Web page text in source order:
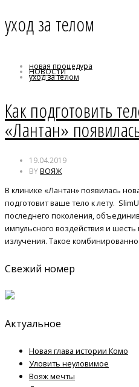
уход за телом
НОВОСТИ
новая процедура
уход за телом
Как подготовить
«Лантан»
19.04.2019
BYВОЯЖ
В клинике «Лантан» появилась
подготовит ваше тело к лету.
последнего поколения,
импульсного воздействия и
излучения. Такое
Свежий номер
Актуальное
Новая глава истории Комо
Уловить неуловимое
Вояж мечты